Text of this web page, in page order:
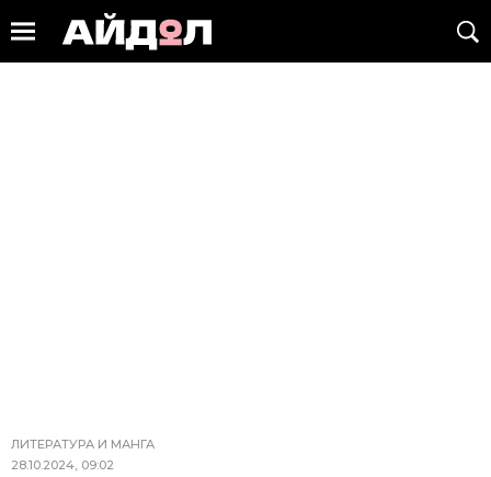
ЛИТЕРАТУРА И МАНГА
28.10.2024, 09:02